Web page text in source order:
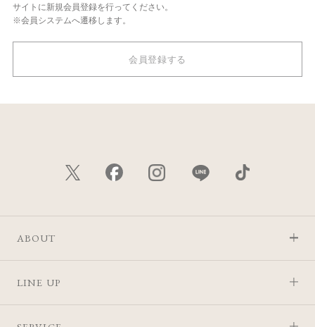
サイトに新規会員登録を行ってください。
※会員システムへ遷移します。
会員登録する
ABOUT
LINE UP